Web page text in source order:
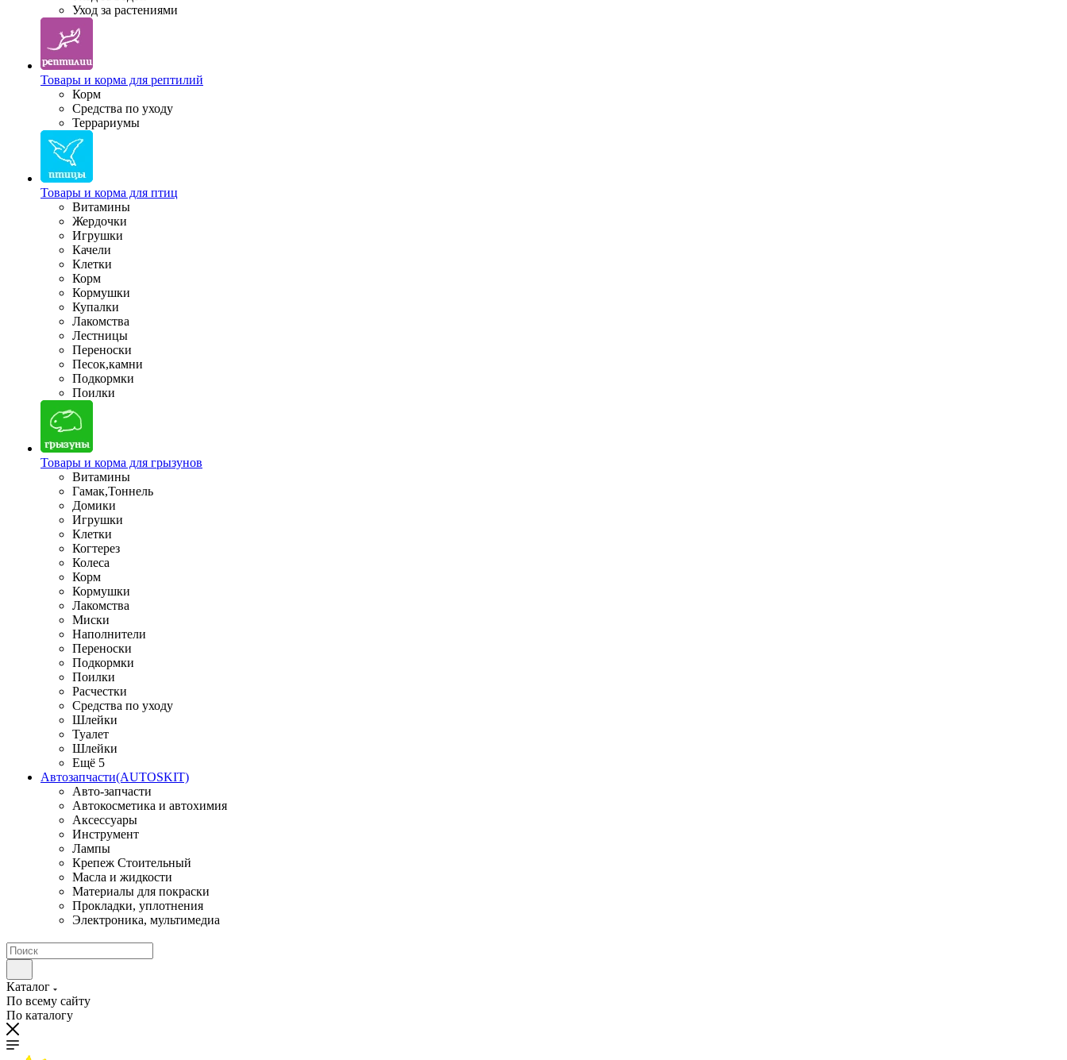
Уход за растениями
Товары и корма для рептилий
Корм
Средства по уходу
Террариумы
Товары и корма для птиц
Витамины
Жердочки
Игрушки
Качели
Клетки
Корм
Кормушки
Купалки
Лакомства
Лестницы
Переноски
Песок,камни
Подкормки
Поилки
Товары и корма для грызунов
Витамины
Гамак,Тоннель
Домики
Игрушки
Клетки
Когтерез
Колеса
Корм
Кормушки
Лакомства
Миски
Наполнители
Переноски
Подкормки
Поилки
Расчестки
Средства по уходу
Шлейки
Туалет
Шлейки
Ещё 5
Автозапчасти(AUTOSKIT)
Авто-запчасти
Автокосметика и автохимия
Аксессуары
Инструмент
Лампы
Крепеж Стоительный
Масла и жидкости
Материалы для покраски
Прокладки, уплотнения
Электроника, мультимедиа
Каталог
По всему сайту
По каталогу